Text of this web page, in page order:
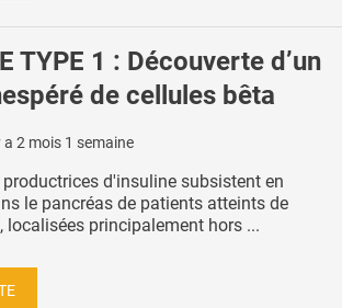
TYPE 1 : Découverte d’un
de cellules bêta
a 2 mois 1 semaine
d'insuline subsistent en
le pancréas de patients atteints de
localisées principalement hors ...